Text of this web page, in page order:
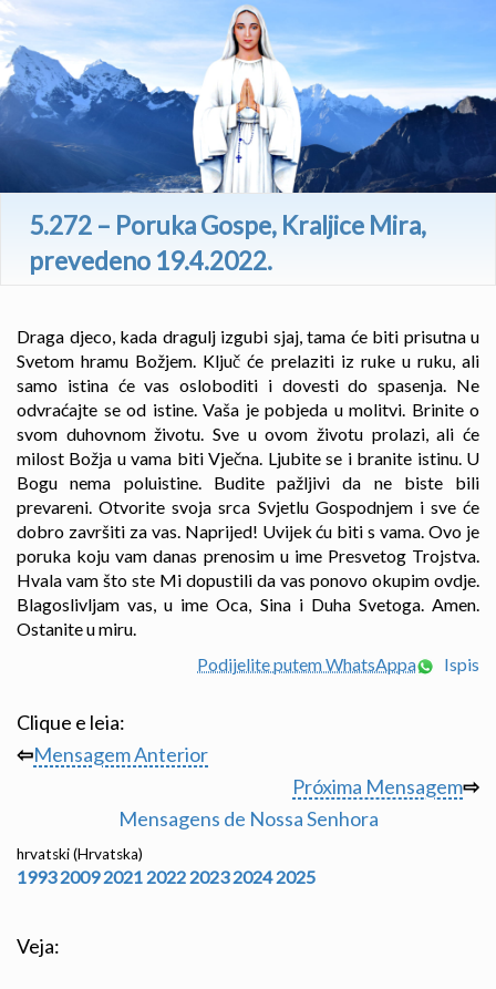
5.272 – Poruka Gospe, Kraljice Mira,
prevedeno 19.4.2022.
Draga djeco, kada dragulj izgubi sjaj, tama će biti prisutna u
Svetom hramu Božjem. Ključ će prelaziti iz ruke u ruku, ali
samo istina će vas osloboditi i dovesti do spasenja. Ne
odvraćajte se od istine. Vaša je pobjeda u molitvi. Brinite o
svom duhovnom životu. Sve u ovom životu prolazi, ali će
milost Božja u vama biti Vječna. Ljubite se i branite istinu. U
Bogu nema poluistine. Budite pažljivi da ne biste bili
prevareni. Otvorite svoja srca Svjetlu Gospodnjem i sve će
dobro završiti za vas. Naprijed! Uvijek ću biti s vama. Ovo je
poruka koju vam danas prenosim u ime Presvetog Trojstva.
Hvala vam što ste Mi dopustili da vas ponovo okupim ovdje.
Blagoslivljam vas, u ime Oca, Sina i Duha Svetoga. Amen.
Ostanite u miru.
Podijelite putem WhatsAppa
Ispis
Clique e leia:
⇦Mensagem Anterior
Próxima Mensagem⇨
Mensagens de Nossa Senhora
hrvatski (Hrvatska)
1993 2009 2021 2022 2023 2024 2025
Veja: